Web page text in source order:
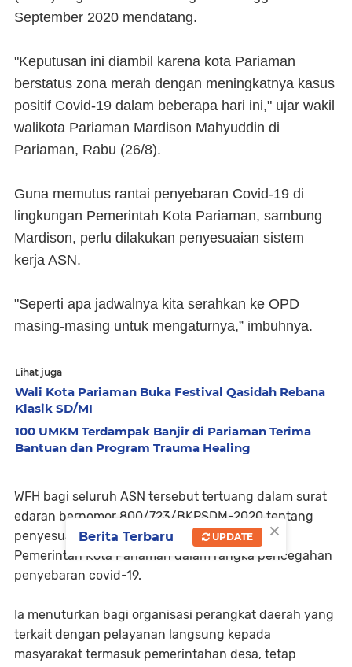
September 2020 mendatang.
"Keputusan ini diambil karena kota Pariaman
berstatus zona merah dengan meningkatnya kasus
positif Covid-19 dalam beberapa hari ini," ujar wakil
walikota Pariaman Mardison Mahyuddin di
Pariaman, Rabu (26/8).
Guna memutus rantai penyebaran Covid-19 di
lingkungan Pemerintah Kota Pariaman, sambung
Mardison, perlu dilakukan penyesuaian sistem
kerja ASN.
"Seperti apa jadwalnya kita serahkan ke OPD
masing-masing untuk mengaturnya,” imbuhnya.
Lihat juga
Wali Kota Pariaman Buka Festival Qasidah Rebana
Klasik SD/MI
100 UMKM Terdampak Banjir di Pariaman Terima
Bantuan dan Program Trauma Healing
WFH bagi seluruh ASN tersebut tertuang dalam surat
edaran bernomor 800/723/BKPSDM-2020 tentang
penyesuaian sistem kerja ASN di lingkungan
Pemerintah Kota Pariaman dalam rangka pencegahan
penyebaran covid-19.
Ia menuturkan bagi organisasi perangkat daerah yang
terkait dengan pelayanan langsung kepada
masyarakat termasuk pemerintahan desa, tetap
×
Berita Terbaru UPDATE